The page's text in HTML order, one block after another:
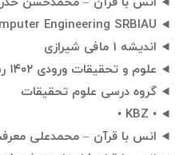
Engineering SRBIAU
اندیشه 1 مافی شیرازی
علوم و تحقیقات ورودی ۱۴۰۲ رسمی
گروه درسی علوم تحقیقات
• KBZ •
انس با قرآن – محمدعلی